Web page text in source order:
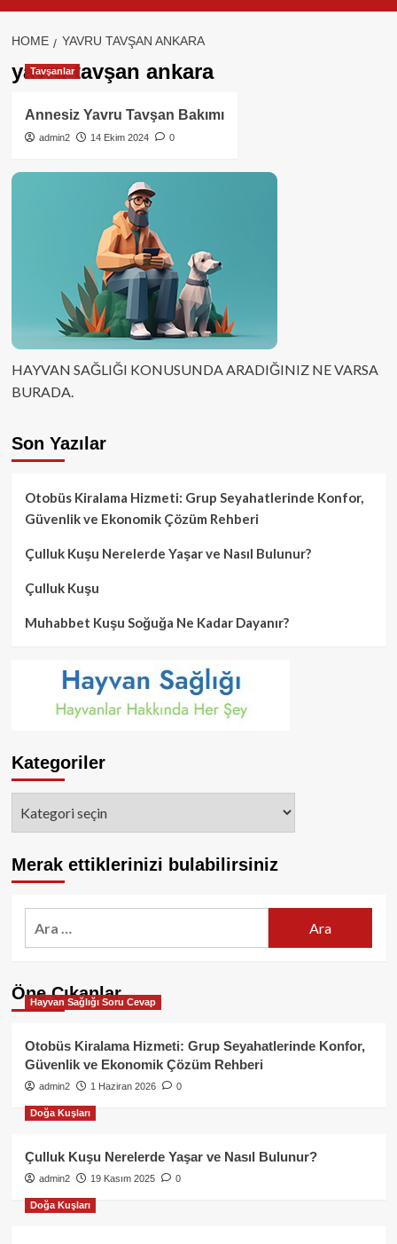
HOME YAVRU TAVŞAN ANKARA
yavru tavşan ankara
Tavşanlar
Annesiz Yavru Tavşan Bakımı
admin2 14 Ekim 2024 0
HAYVAN SAĞLIĞI KONUSUNDA ARADIĞINIZ NE VARSA
BURADA.
Son Yazılar
Otobüs Kiralama Hizmeti: Grup Seyahatlerinde Konfor,
Güvenlik ve Ekonomik Çözüm Rehberi
Çulluk Kuşu Nerelerde Yaşar ve Nasıl Bulunur?
Çulluk Kuşu
Muhabbet Kuşu Soğuğa Ne Kadar Dayanır?
Kategoriler
Merak ettiklerinizi bulabilirsiniz
Öne Çıkanlar
Hayvan Sağlığı Soru Cevap
Otobüs Kiralama Hizmeti: Grup Seyahatlerinde Konfor,
Güvenlik ve Ekonomik Çözüm Rehberi
admin2 1 Haziran 2026 0
Doğa Kuşları
Çulluk Kuşu Nerelerde Yaşar ve Nasıl Bulunur?
admin2 19 Kasım 2025 0
Doğa Kuşları